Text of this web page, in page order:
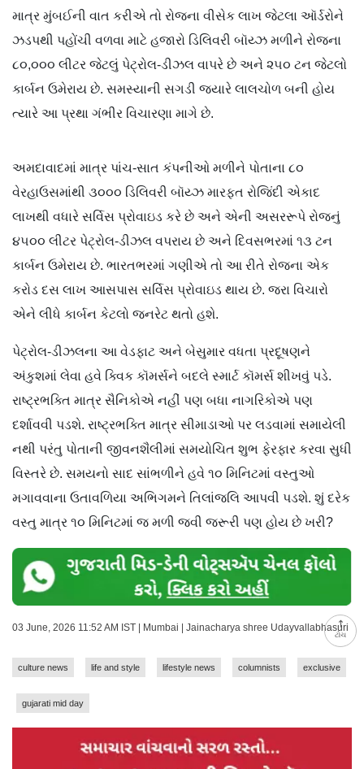
ટોચ
માત્ર મુંબઈની વાત કરીએ તો રોજના વીસેક લાખ જેટલા ઑર્ડરોને
ઝડપથી પહોંચી વળવા માટે હજારો ડિલિવરી બૉય્ઝ મળીને રોજના
૮૦,૦૦૦ લીટર જેટલું પેટ્રોલ-ડીઝલ વાપરે છે અને ૨૫૦ ટન જેટલો
કાર્બન ઉમેરાય છે. સમસ્યાની સગડી જ્યારે લાલચોળ બની હોય
ત્યારે આ પ્રથા ગંભીર વિચારણા માગે છે.
અમદાવાદમાં માત્ર પાંચ-સાત કંપનીઓ મળીને પોતાના ૮૦
વેરહાઉસમાંથી ૩૦૦૦ ડિલિવરી બૉય્ઝ મારફત રોજિંદી એકાદ
લાખથી વધારે સર્વિસ પ્રોવાઇડ કરે છે અને એની અસરરૂપે રોજનું
૪૫૦૦ લીટર પેટ્રોલ-ડીઝલ વપરાય છે અને દિવસભરમાં ૧૩ ટન
કાર્બન ઉમેરાય છે. ભારતભરમાં ગણીએ તો આ રીતે રોજના એક
કરોડ દસ લાખ આસપાસ સર્વિસ પ્રોવાઇડ થાય છે. જરા વિચારો
એને લીધે કાર્બન કેટલો જનરેટ થતો હશે.
પેટ્રોલ-ડીઝલના આ વેડફાટ અને બેસુમાર વધતા પ્રદૂષણને
અંકુશમાં લેવા હવે ક્વિક કૉમર્સને બદલે સ્માર્ટ કૉમર્સ શીખવું પડે.
રાષ્ટ્રભક્તિ માત્ર સૈનિકોએ નહીં પણ બધા નાગરિકોએ પણ
દર્શાવવી પડશે. રાષ્ટ્રભક્તિ માત્ર સીમાડાઓ પર લડવામાં સમાયેલી
નથી પરંતુ પોતાની જીવનશૈલીમાં સમયોચિત શુભ ફેરફાર કરવા સુધી
વિસ્તરે છે. સમયનો સાદ સાંભળીને હવે ૧૦ મિનિટમાં વસ્તુઓ
મગાવવાના ઉતાવળિયા અભિગમને તિલાંજલિ આપવી પડશે. શું દરેક
વસ્તુ માત્ર ૧૦ મિનિટમાં જ મળી જવી જરૂરી પણ હોય છે ખરી?
03 June, 2026 11:52 AM IST | Mumbai | Jainacharya shree Udayvallabhasuri
culture news life and style lifestyle news columnists exclusive
gujarati mid day